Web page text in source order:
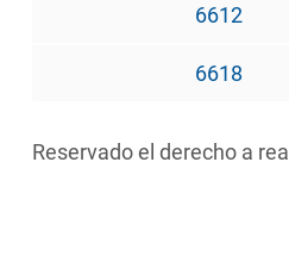
6612
6618
Reservado el derecho a